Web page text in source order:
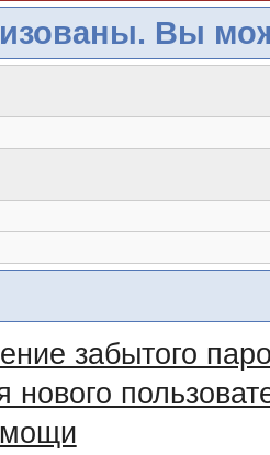
Вы
забытого
нового